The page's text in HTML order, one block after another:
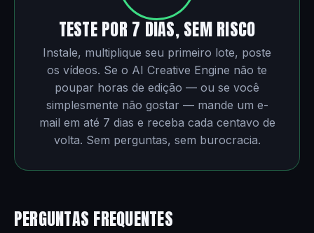
TESTE POR 7 DIAS, SEM RISCO
Instale, multiplique seu primeiro lote, poste
os vídeos. Se o AI Creative Engine não te
poupar horas de edição — ou se você
simplesmente não gostar — mande um e-
mail em até 7 dias e receba cada centavo de
volta. Sem perguntas, sem burocracia.
PERGUNTAS FREQUENTES